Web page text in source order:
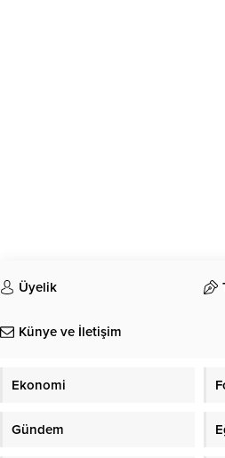
Üyelik
Künye ve İletişim
Ekonomi
Gündem